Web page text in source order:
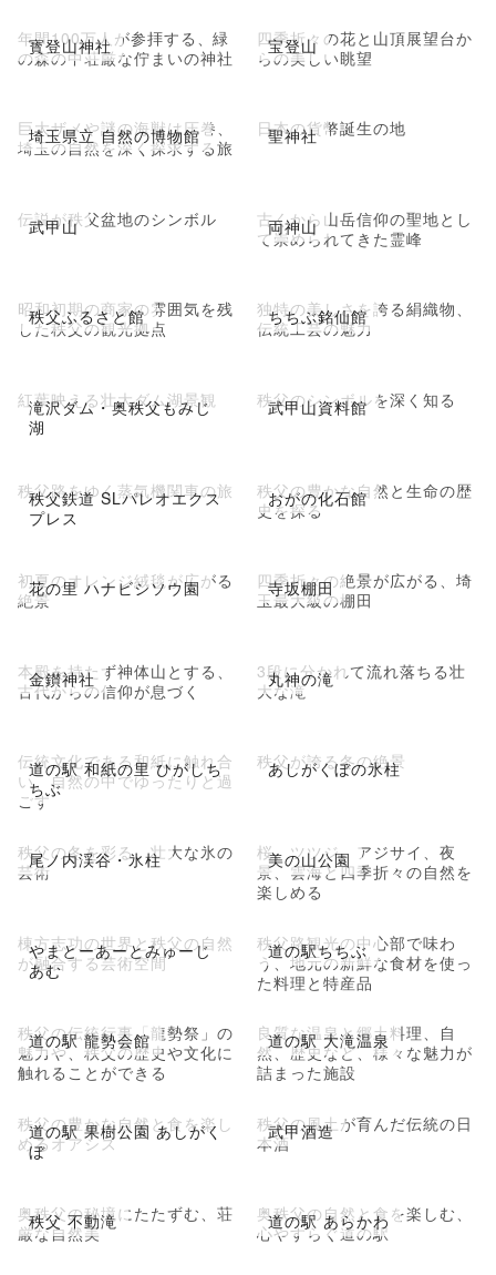
寳登山神社
年間100万人が参拝する、緑
の森の中荘厳な佇まいの神社
宝登山
四季折々の花と山頂展望台か
らの美しい眺望
埼玉県立 自然の博物館
巨大ザメや謎の海獣は圧巻、
埼玉の自然を深く探求する旅
聖神社
日本の貨幣誕生の地
武甲山
伝説が秩父盆地のシンボル 両神山
古くから山岳信仰の聖地とし
て崇められてきた霊峰
秩父ふるさと館
昭和初期の商家の雰囲気を残
した秩父の観光拠点
ちちぶ銘仙館
独特の美しさを誇る絹織物、
伝統工芸の魅力
滝沢ダム・奥秩父もみじ
湖
紅葉映える壮大ダム湖景観 武甲山資料館
秩父のシンボルを深く知る
秩父鉄道 SLパレオエクス
プレス
秩父路をゆく蒸気機関車の旅 おがの化石館
秩父の豊かな自然と生命の歴
史を探る
花の里 ハナビシソウ園
初夏のオレンジ絨毯が広がる
絶景
寺坂棚田
四季折々の絶景が広がる、埼
玉最大級の棚田
金鑚神社
本殿を持たず神体山とする、
古代からの信仰が息づく
丸神の滝
3段に分かれて流れ落ちる壮
大な滝
道の駅 和紙の里 ひがしち
ちぶ
伝統文化である和紙に触れ合
い、自然の中でゆったりと過
ごす
あしがくぼの氷柱
秩父が誇る冬の絶景
尾ノ内渓谷・氷柱
秩父の冬を彩る、壮大な氷の
芸術
美の山公園
桜、ツツジ、アジサイ、夜
景、雲海と四季折々の自然を
楽しめる
やまとーあーとみゅーじ
あむ
棟方志功の世界と秩父の自然
が融合する芸術空間
道の駅ちちぶ
秩父路観光の中心部で味わ
う、地元の新鮮な食材を使っ
た料理と特産品
道の駅 龍勢会館
秩父の伝統行事「龍勢祭」の
魅力や、秩父の歴史や文化に
触れることができる
道の駅 大滝温泉
良質な温泉と郷土料理、自
然、歴史など、様々な魅力が
詰まった施設
道の駅 果樹公園 あしがく
ぼ
秩父の豊かな自然と食を楽し
めるオアシス
武甲酒造
秩父の風土が育んだ伝統の日
本酒
秩父 不動滝
奥秩父の秘境にたたずむ、荘
厳な自然美
道の駅 あらかわ
奥秩父の自然と食を楽しむ、
心やすらぐ道の駅